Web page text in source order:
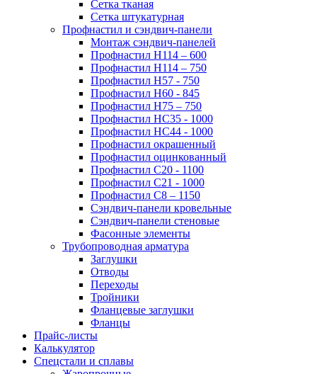
Сетка тканая
Сетка штукатурная
Профнастил и сэндвич-панели
Монтаж сэндвич-панелей
Профнастил Н114 – 600
Профнастил Н114 – 750
Профнастил Н57 - 750
Профнастил Н60 - 845
Профнастил Н75 – 750
Профнастил НС35 - 1000
Профнастил НС44 - 1000
Профнастил окрашенный
Профнастил оцинкованный
Профнастил С20 - 1100
Профнастил С21 - 1000
Профнастил С8 – 1150
Сэндвич-панели кровельные
Сэндвич-панели стеновые
Фасонные элементы
Трубопроводная арматура
Заглушки
Отводы
Переходы
Тройники
Фланцевые заглушки
Фланцы
Прайс-листы
Калькулятор
Спецстали и сплавы